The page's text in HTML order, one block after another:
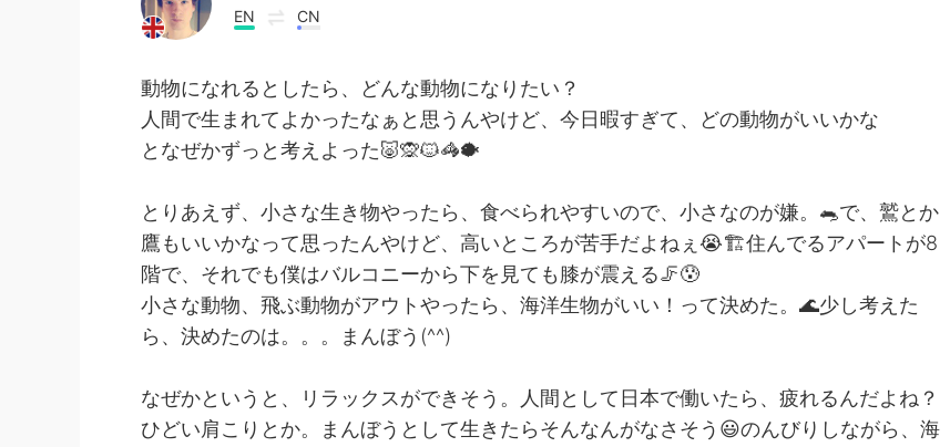
EN CN
動物になれるとしたら、どんな動物になりたい？
人間で生まれてよかったなぁと思うんやけど、今日暇すぎて、どの動物がいいかな
となぜかずっと考えよった🐷🙊🐱🦓🐡
とりあえず、小さな生き物やったら、食べられやすいので、小さなのが嫌。🐀で、鷲とか
鷹もいいかなって思ったんやけど、高いところが苦手だよねぇ😭🏗住んでるアパートが8
階で、それでも僕はバルコニーから下を見ても膝が震える🦵😰
小さな動物、飛ぶ動物がアウトやったら、海洋生物がいい！って決めた。🌊少し考えた
ら、決めたのは。。。まんぼう(^^)
なぜかというと、リラックスができそう。人間として日本で働いたら、疲れるんだよね？
ひどい肩こりとか。まんぼうとして生きたらそんなんがなさそう😃のんびりしながら、海